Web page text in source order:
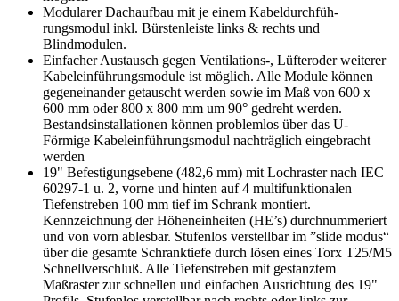
Modularer Dachaufbau mit je einem Kabeldurchfüh-
rungsmodul inkl. Bürstenleiste links & rechts und
Blindmodulen.
Einfacher Austausch gegen Ventilations-, Lüfteroder weiterer
Kabeleinführungsmodule ist möglich. Alle Module können
gegeneinander getauscht werden sowie im Maß von 600 x
600 mm oder 800 x 800 mm um 90° gedreht werden.
Bestandsinstallationen können problemlos über das U-
Förmige Kabeleinführungsmodul nachträglich eingebracht
werden
19" Befestigungsebene (482,6 mm) mit Lochraster nach IEC
60297-1 u. 2, vorne und hinten auf 4 multifunktionalen
Tiefenstreben 100 mm tief im Schrank montiert.
Kennzeichnung der Höheneinheiten (HE’s) durchnummeriert
und von vorn ablesbar. Stufenlos verstellbar im ”slide modus“
über die gesamte Schranktiefe durch lösen eines Torx T25/M5
Schnellverschluß. Alle Tiefenstreben mit gestanztem
Maßraster zur schnellen und einfachen Ausrichtung des 19"